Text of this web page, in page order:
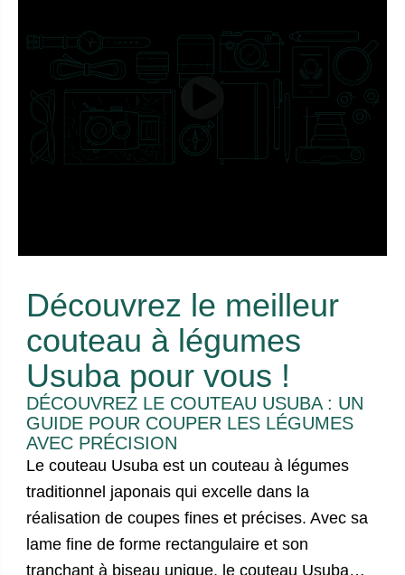
Découvrez le meilleur
couteau à légumes
Usuba pour vous !
DÉCOUVREZ LE COUTEAU USUBA : UN
GUIDE POUR COUPER LES LÉGUMES
AVEC PRÉCISION
Le couteau Usuba est un couteau à légumes
traditionnel japonais qui excelle dans la
réalisation de coupes fines et précises. Avec sa
lame fine de forme rectangulaire et son
tranchant à biseau unique, le couteau Usuba